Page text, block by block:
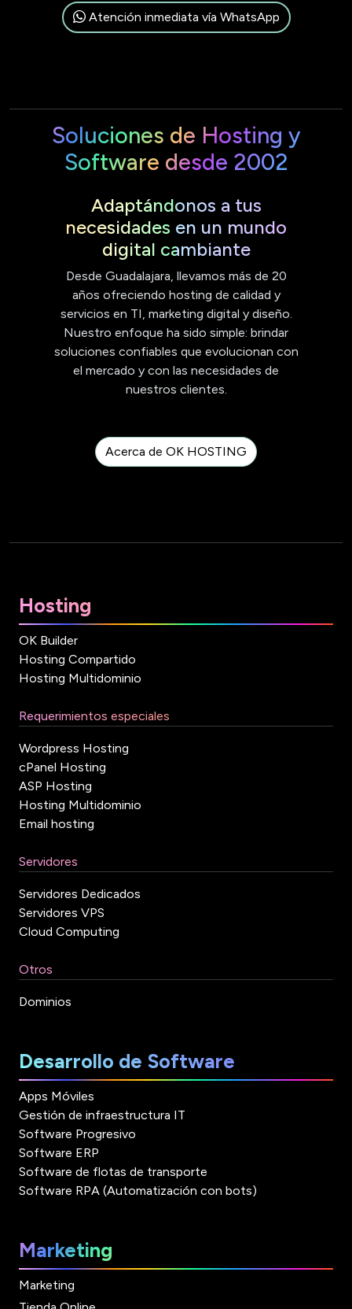
Atención inmediata vía WhatsApp
Soluciones de Hosting y
Software desde 2002
Adaptándonos a tus
necesidades en un mundo
digital cambiante
Desde Guadalajara, llevamos más de 20
años ofreciendo hosting de calidad y
servicios en TI, marketing digital y diseño.
Nuestro enfoque ha sido simple: brindar
soluciones confiables que evolucionan con
el mercado y con las necesidades de
nuestros clientes.
Acerca de OK HOSTING
Hosting
OK Builder
Hosting Compartido
Hosting Multidominio
Requerimientos especiales
Wordpress Hosting
cPanel Hosting
ASP Hosting
Hosting Multidominio
Email hosting
Servidores
Servidores Dedicados
Servidores VPS
Cloud Computing
Otros
Dominios
Desarrollo de Software
Apps Móviles
Gestión de infraestructura IT
Software Progresivo
Software ERP
Software de flotas de transporte
Software RPA (Automatización con bots)
Marketing
Marketing